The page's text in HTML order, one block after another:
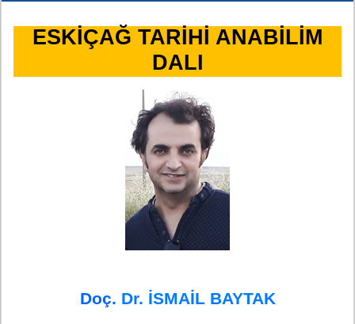
ESKİÇAĞ TARİHİ ANABİLİM
DALI
Doç. Dr. İSMAİL BAYTAK